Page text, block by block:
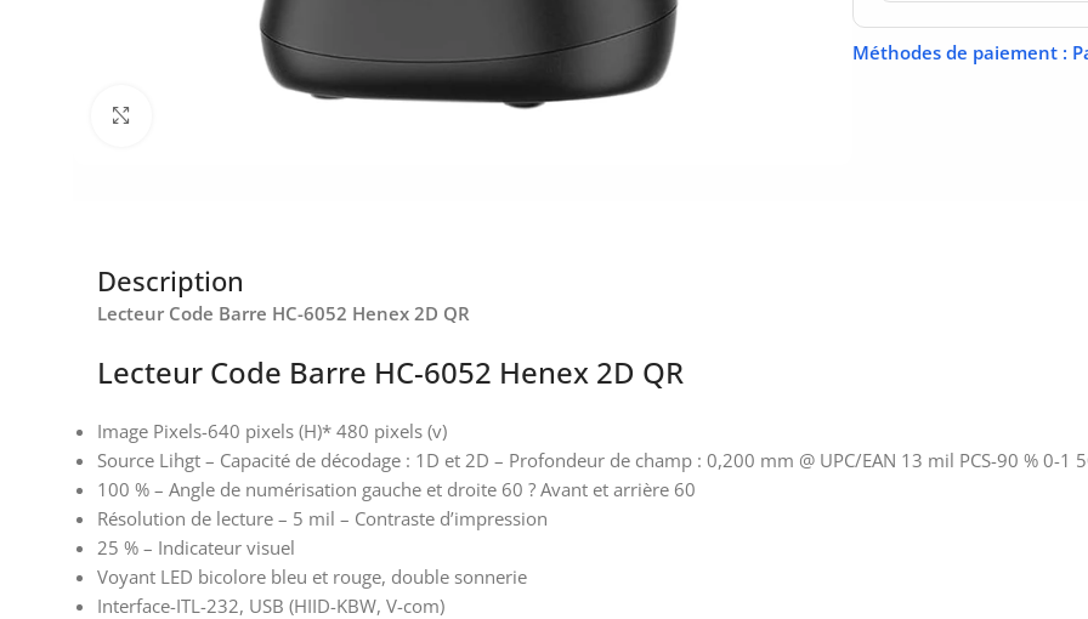
Méthodes de paiement :
Description
Lecteur Code Barre HC-6052 Henex 2D QR
Lecteur Code Barre HC-6052 Henex 2D QR
Image Pixels-640 pixels (H)* 480 pixels (v)
Source Lihgt – Capacité de décodage : 1D et 2D – Profondeur de champ : 0,200 mm @ UPC/EAN 13 mil PCS-90 % 0-1
100 % – Angle de numérisation gauche et droite 60 ? Avant et arrière 60
Résolution de lecture – 5 mil – Contraste d’impression
25 % – Indicateur visuel
Voyant LED bicolore bleu et rouge, double sonnerie
Interface-ITL-232, USB (HIID-KBW, V-com)